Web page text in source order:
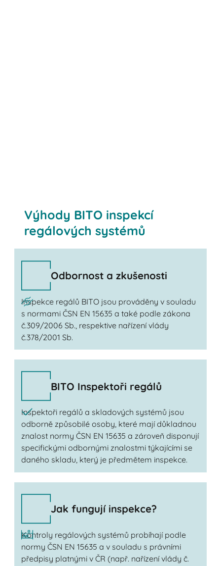
Výhody BITO inspekcí
regálových systémů
Odbornost a zkušenosti
Inspekce regálů BITO jsou prováděny v souladu
s normami ČSN EN 15635 a také podle zákona
č.309/2006 Sb., respektive nařízení vlády
č.378/2001 Sb.
BITO Inspektoři regálů
Inspektoři regálů a skladových systémů jsou
odborně způsobilé osoby, které mají důkladnou
znalost normy ČSN EN 15635 a zároveň disponují
specifickými odbornými znalostmi týkajícími se
daného skladu, který je předmětem inspekce.
Jak fungují inspekce?
Kontroly regálových systémů probíhají podle
normy ČSN EN 15635 a v souladu s právními
předpisy platnými v ČR (např. nařízení vlády č.